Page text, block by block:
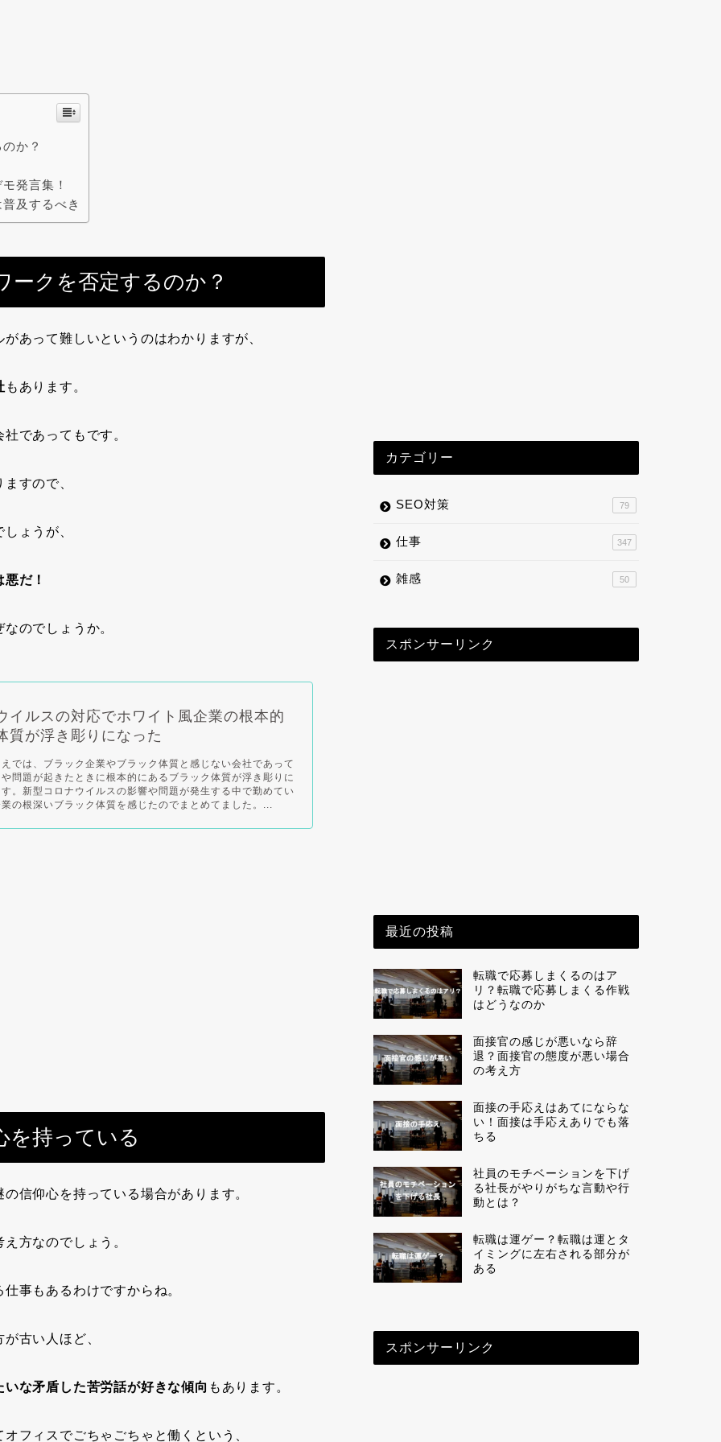
か？
発言集！
及するべき
ークを否定するのか？
があって難しいというのはわかりますが、
もあります。
であってもです。
すので、
ょうが、
だ！
のでしょうか。
イルスの対応でホワイト風企業の根本的
質が浮き彫りになった
では、ブラック企業やブラック体質と感じない会社であって
問題が起きたときに根本的にあるブラック体質が浮き彫りに
。新型コロナウイルスの影響や問題が発生する中で勤めてい
の根深いブラック体質を感じたのでまとめてました。...
を持っている
信仰心を持っている場合があります。
方なのでしょう。
事もあるわけですからね。
古い人ほど、
な矛盾した苦労話が好きな傾向 もあります。
フィスでごちゃごちゃと働くという、
カテゴリー
SEO対策 79
仕事 347
雑感 50
スポンサーリンク
最近の投稿
転職で応募しまくるのはア
リ？転職で応募しまくる作戦
はどうなのか
面接官の感じが悪いなら辞
退？面接官の態度が悪い場合
の考え方
面接の手応えはあてにならな
い！面接は手応えありでも落
ちる
社員のモチベーションを下げ
る社長がやりがちな言動や行
動とは？
転職は運ゲー？転職は運とタ
イミングに左右される部分が
ある
スポンサーリンク